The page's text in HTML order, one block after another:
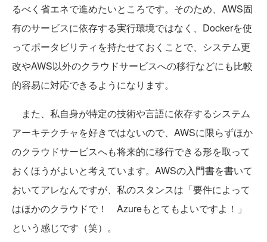
るべく省エネで進めたいところです。そのため、AWS固
有のサービスに依存する実行環境ではなく、Dockerを使
ってポータビリティを持たせておくことで、システム更
改やAWS以外のクラウドサービスへの移行などにも比較
的容易に対応できるようになります。
また、私自身が特定の技術や言語に依存するシステム
アーキテクチャを好きではないので、AWSに限らずほか
のクラウドサービスへも将来的に移行できる形を取って
おくほうがよいと考えています。AWSの入門書を書いて
おいてアレなんですが、私のスタンスは「要件によって
はほかのクラウドで！ Azureもとてもよいですよ！」
という感じです（笑）。